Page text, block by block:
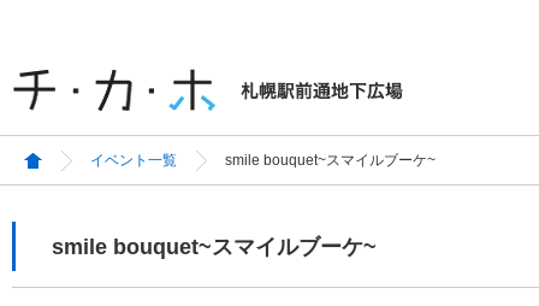
イベント一覧 smile bouquet~スマイルブーケ~
smile bouquet~スマイルブーケ~